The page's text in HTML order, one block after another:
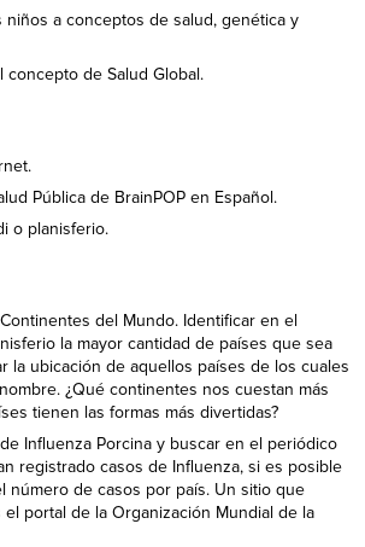
niños a conceptos de salud, genética y
concepto de Salud Global.
Pública de BrainPOP en Español.
o planisferio.
del Mundo. Identificar en el
la mayor cantidad de países que sea
la ubicación de aquellos países de los cuales
¿Qué continentes nos cuestan más
tienen las formas más divertidas?
Influenza Porcina y buscar en el periódico
registrado casos de Influenza, si es posible
número de casos por país. Un sitio que
portal de la Organización Mundial de la